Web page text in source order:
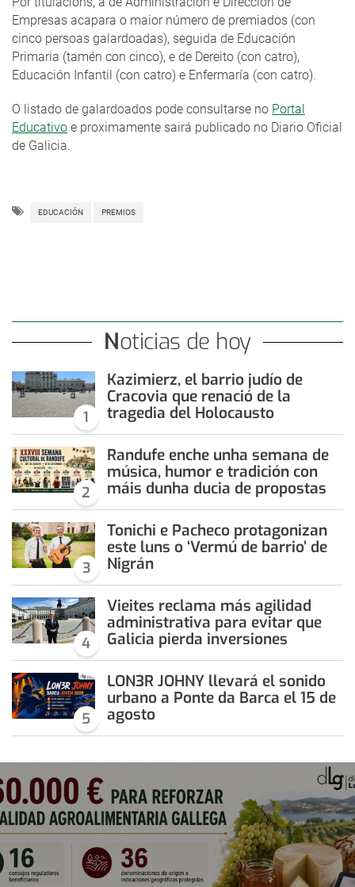
Empresas acapara o maior número de premiados (con
cinco persoas galardoadas), seguida de Educación
Primaria (tamén con cinco), e de Dereito (con catro),
Educación Infantil (con catro) e Enfermaría (con catro).
O listado de galardoados pode consultarse no Portal
Educativo e proximamente sairá publicado no Diario Oficial
de Galicia.
EDUCACIÓN PREMIOS
Noticias de hoy
1
Kazimierz, el barrio judío de
Cracovia que renació de la
tragedia del Holocausto
2
Randufe enche unha semana de
música, humor e tradición con
máis dunha ducia de propostas
3
Tonichi e Pacheco protagonizan
este luns o ‘Vermú de barrio’ de
Nigrán
4
Vieites reclama más agilidad
administrativa para evitar que
Galicia pierda inversiones
5
LON3R JOHNY llevará el sonido
urbano a Ponte da Barca el 15 de
agosto